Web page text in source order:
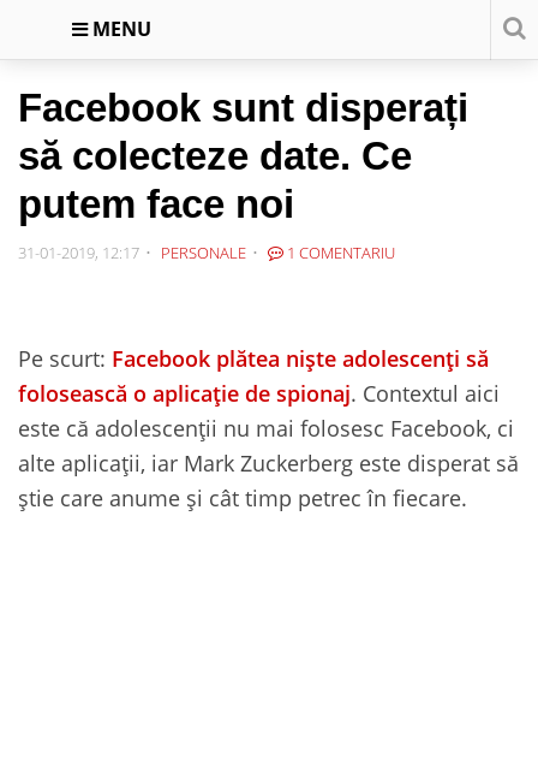
MENU
Facebook sunt disperați
să colecteze date. Ce
putem face noi
31-01-2019, 12:17 PERSONALE 1 COMENTARIU
Pe scurt: Facebook plătea niște adolescenți să
folosească o aplicație de spionaj. Contextul aici
este că adolescenții nu mai folosesc Facebook, ci
alte aplicații, iar Mark Zuckerberg este disperat să
știe care anume și cât timp petrec în fiecare.